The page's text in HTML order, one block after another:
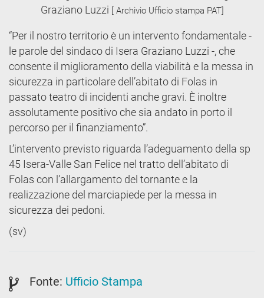
Graziano Luzzi [ Archivio Ufficio stampa PAT]
“Per il nostro territorio è un intervento fondamentale -
le parole del sindaco di Isera Graziano Luzzi -, che
consente il miglioramento della viabilità e la messa in
sicurezza in particolare dell’abitato di Folas in
passato teatro di incidenti anche gravi. È inoltre
assolutamente positivo che sia andato in porto il
percorso per il finanziamento”.
L’intervento previsto riguarda l’adeguamento della sp
45 Isera-Valle San Felice nel tratto dell’abitato di
Folas con l’allargamento del tornante e la
realizzazione del marciapiede per la messa in
sicurezza dei pedoni.
(sv)
Fonte: Ufficio Stampa